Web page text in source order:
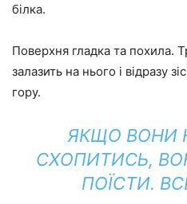
білка.
Поверхня гладка та похила.
залазить на нього і відразу
гору.
ЯКЩО ВОНИ
СХОПИТИСЬ,
ПОЇСТИ.